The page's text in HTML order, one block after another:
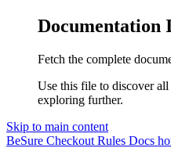
Documentation
Fetch the complete
Use this file to discover
exploring further.
Skip to main content
BeSure Checkout Rules Docs